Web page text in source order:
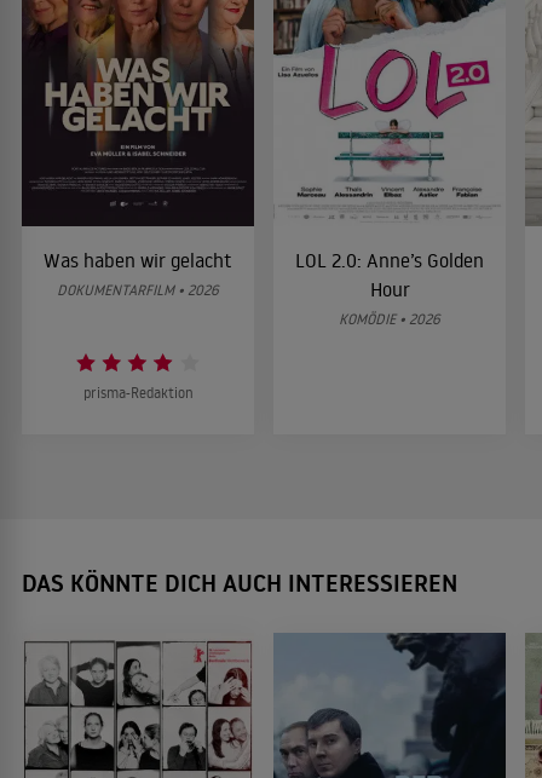
Was haben wir gelacht
DOKUMENTARFILM • 2026
prisma-Redaktion
LOL 2.0: Anne’s Golden
Hour
KOMÖDIE • 2026
DAS KÖNNTE DICH AUCH INTERESSIEREN